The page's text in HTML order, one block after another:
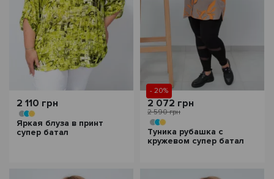
2 110 грн
Яркая блуза в принт
супер батал
- 20%
2 072 грн
2 590 грн
Туника рубашка с
кружевом супер батал